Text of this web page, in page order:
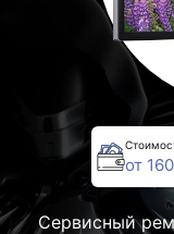
от
Сервисный